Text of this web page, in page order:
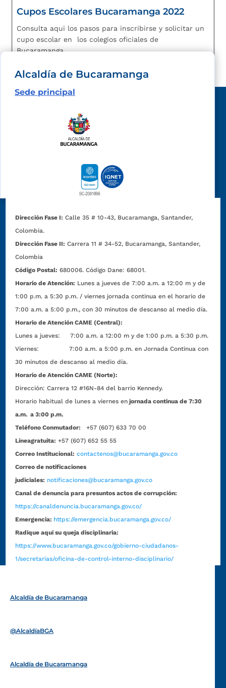
Cupos Escolares Bucaramanga 2022
Consulta aqui los pasos para inscribirse y solicitar un
cupo escolar en los colegios oficiales de
Bucaramanga.
Alcaldía de Bucaramanga
Sede principal
Dirección Fase I: Calle 35 # 10-43, Bucaramanga, Santander,
Colombia.
Dirección Fase II: Carrera 11 # 34-52, Bucaramanga, Santander,
Colombia
Código Postal: 680006. Código Dane: 68001.
Horario de Atención: Lunes a jueves de 7:00 a.m. a 12:00 m y de
1:00 p.m. a 5:30 p.m. / viernes jornada continua en el horario de
7:00 a.m. a 5:00 p.m., con 30 minutos de descanso al medio día.
Horario de Atención CAME (Central):
Lunes a jueves: 7:00 a.m. a 12:00 m y de 1:00 p.m. a 5:30 p.m.
Viernes: 7:00 a.m. a 5:00 p.m. en Jornada Continua con
30 minutos de descanso al medio día.
Horario de Atención CAME (Norte):
Dirección:Carrera 12 #16N-84 del barrio Kennedy.
Horario habitual de lunes a viernes en jornada continua de 7:30
a.m. a 3:00 p.m.
Teléfono Conmutador:
+57 (607) 633 70 00
Líneagratuita: +57 (607) 652 55 55
Correo Institucional: contactenos@bucaramanga.gov.co
Correo de notificaciones
judiciales: notificaciones@bucaramanga.gov.co
Canal de denuncia para presuntos actos de corrupción:
https://canaldenuncia.bucaramanga.gov.co/
Emergencia: https://emergencia.bucaramanga.gov.co/
Radique aquí su queja disciplinaria:
https://www.bucaramanga.gov.co/gobierno-ciudadanos-
1/secretarias/oficina-de-control-interno-disciplinario/
Alcaldía de Bucaramanga
@AlcaldíaBGA
Alcaldía de Bucaramanga